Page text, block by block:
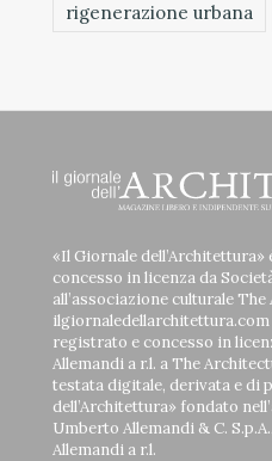
rigenerazione urbana
«Il Giornale
concesso in licenza da
all’associazione culturale
ilgiornaledellarchitettura.com
registrato e concesso in
Allemandi a r.l. a The
testata digitale, derivata e di
dell’Architettura» fondato
Umberto Allemandi & C.
Allemandi a r.l.